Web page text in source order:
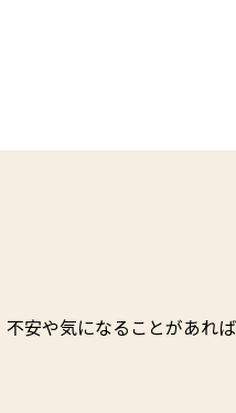
不安や気になることがあれ